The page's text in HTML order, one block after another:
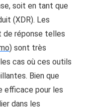
soit en tant que
(XDR). Les
de réponse telles
) sont très
cas où ces outils
Bien que
efficace pour les
dans les